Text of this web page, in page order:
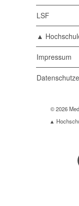
LSF
▲
Impressum
© 2026
▲